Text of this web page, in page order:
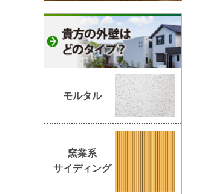
モルタル
窯業系
サイディング